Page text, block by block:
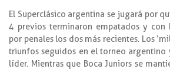
El Superclásico argentina se jugará por
4 previos terminaron empatados y con
por penales los dos más recientes. Los
triunfos seguidos en el torneo argentino
líder. Mientras que Boca Juniors se